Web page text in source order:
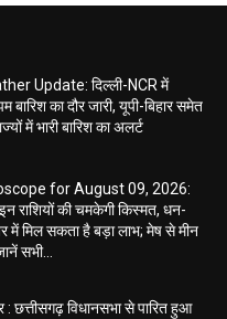
Update: दिल्ली-NCR में
बारिश का दौर जारी, यूपी-बिहार समेत
में भारी बारिश का अलर्ट
for August 09, 2026:
राशियों की चमकेगी किस्मत, धन-
में मिल सकता है बड़ा लाभ; मेष से मीन
सभी...
: छत्तीसगढ़ विधानसभा से पारित हुआ